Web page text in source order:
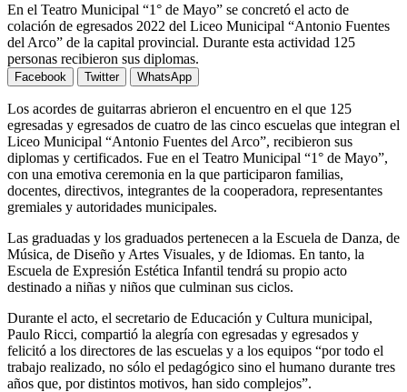
En el Teatro Municipal “1° de Mayo” se concretó el acto de
colación de egresados 2022 del Liceo Municipal “Antonio Fuentes
del Arco” de la capital provincial. Durante esta actividad 125
personas recibieron sus diplomas.
Facebook Twitter WhatsApp
Los acordes de guitarras abrieron el encuentro en el que 125
egresadas y egresados de cuatro de las cinco escuelas que integran el
Liceo Municipal “Antonio Fuentes del Arco”, recibieron sus
diplomas y certificados. Fue en el Teatro Municipal “1° de Mayo”,
con una emotiva ceremonia en la que participaron familias,
docentes, directivos, integrantes de la cooperadora, representantes
gremiales y autoridades municipales.
Las graduadas y los graduados pertenecen a la Escuela de Danza, de
Música, de Diseño y Artes Visuales, y de Idiomas. En tanto, la
Escuela de Expresión Estética Infantil tendrá su propio acto
destinado a niñas y niños que culminan sus ciclos.
Durante el acto, el secretario de Educación y Cultura municipal,
Paulo Ricci, compartió la alegría con egresadas y egresados y
felicitó a los directores de las escuelas y a los equipos “por todo el
trabajo realizado, no sólo el pedagógico sino el humano durante tres
años que, por distintos motivos, han sido complejos”.